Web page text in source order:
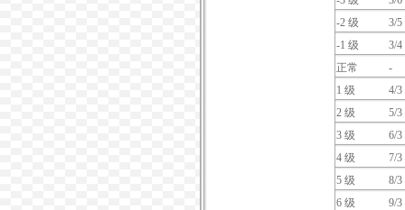
-2 级
3/5
-1 级
3/4
正常
-
1 级
4/3
2 级
5/3
3 级
6/3
4 级
7/3
5 级
8/3
6 级
9/3